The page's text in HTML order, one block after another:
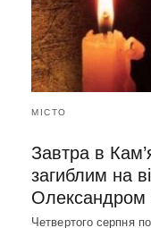
МІСТО
Завтра в
загиблим на
Олександром
Четвертого серпня